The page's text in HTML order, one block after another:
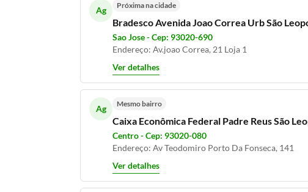
Ag Próxima na cidade
Bradesco Avenida Joao Correa Urb São
Sao Jose - Cep: 93020-690
Endereço: Av.joao Correa, 21 Loja 1
Ver detalhes
Ag Mesmo bairro
Caixa Econômica Federal Padre Reus São
Centro - Cep: 93020-080
Endereço: Av Teodomiro Porto Da Fonseca, 141
Ver detalhes